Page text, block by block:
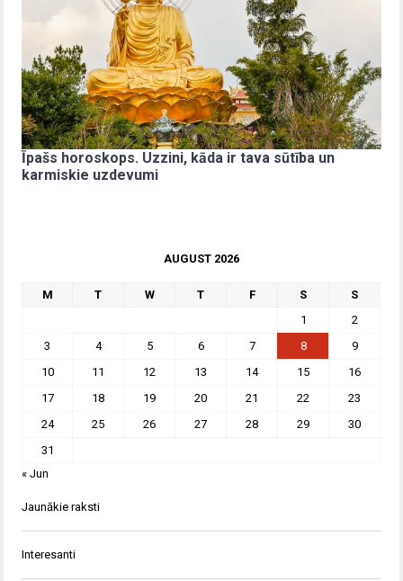
Īpašs horoskops. Uzzini, kāda ir tava sūtība un
karmiskie uzdevumi
AUGUST 2026
M T W T F S
S
1
2
3
4 5 6 7 8
9
10
11 12 13 14 15
16
17
18 19 20 21 22
23
24
25 26 27 28 29
30
31
« Jun
Jaunākie raksti
Interesanti